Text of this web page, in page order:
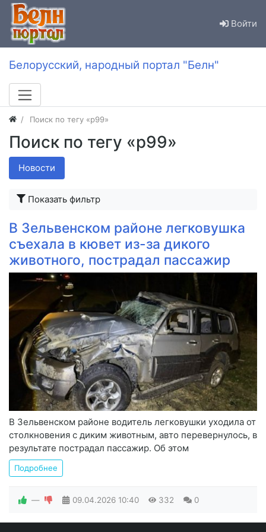
Войти
Белорусский, народный портал "Белн"
Поиск по тегу «р99»
Поиск по тегу «р99»
Новости
Показать фильтр
В Зельвенском районе легковушка
съехала в кювет из-за дикого
животного, пострадал пассажир
В Зельвенском районе водитель легковушки уходила от
столкновения с диким животным, авто перевернулось, в
результате пострадал пассажир. Об этом
Подробнее
— 09.04.2026 10:40 332 0